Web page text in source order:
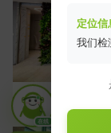
在线
定位信
我们检